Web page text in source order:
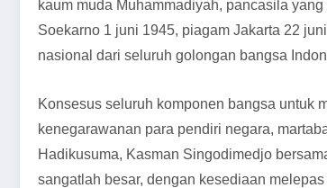
kaum muda Muhammadiyah, pancasila
Soekarno 1 juni 1945, piagam Jakarta 22
nasional dari seluruh golongan bangsa
Konsesus seluruh komponen bangsa untuk
kenegarawanan para pendiri negara,
Hadikusuma, Kasman Singodimedjo
sangatlah besar, dengan kesediaan